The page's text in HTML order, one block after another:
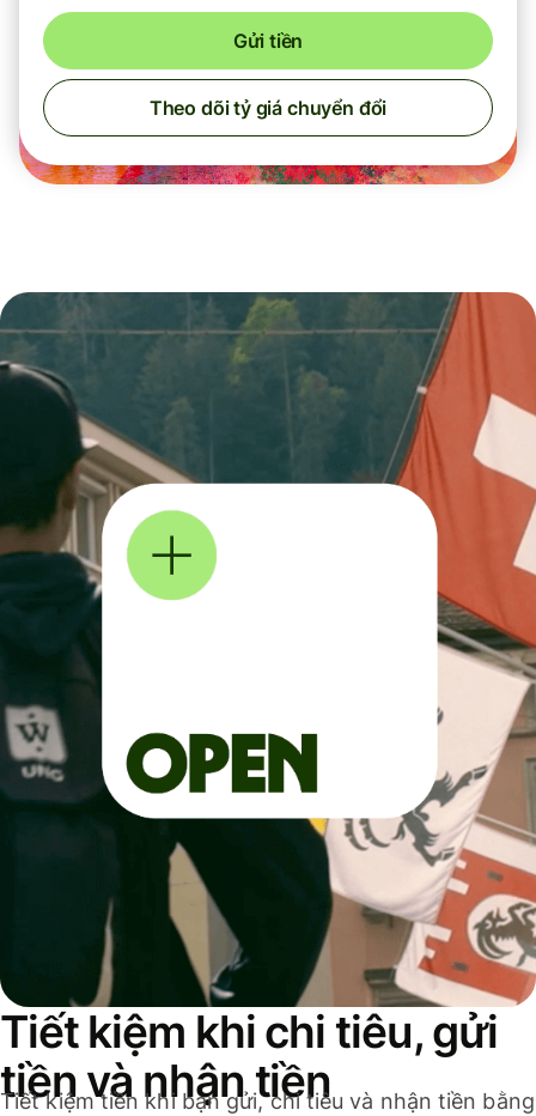
Gửi tiền
Theo dõi tỷ giá chuyển đổi
Tiết kiệm khi chi tiêu, gửi
tiền và nhận tiền
Tiết kiệm tiền khi bạn gửi, chi tiêu và nhận tiền bằng